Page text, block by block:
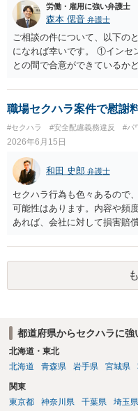
しないようにして下さい。そ
損にはなりません。反訴は貴
されません。 ５ 裁判をして
判決を得て確定すれば、判決
わない場合には、給与や預
難易度によって変わります。
いますので、依頼する弁護士
労働・雇用に強い弁護士
森本 偲音 弁護士
ご相談の件について、以下の
になれば幸いです。 ①インセ
との間で合意ができているか
は口頭でも成立しますが、裁
拠がない限り立証が困難とな
ます。 ②未払給与に関しては
払われていない場合は、契約
す。 ③休日・時間外労働につ
を示す証拠があるかまずは確
ハラ・セクハラに関しては、
れますので、録音データや
かと存じます。 ⑤退職勧奨に
きっぱりと断ればよく、解雇
雇無効を争うなどの対応が考
すが、まずは、資料一式をご
談するか、労働基準監督署に
職場セクハラ案件で慰謝
#セクハラ #安全配慮義務違反 #パ
2026年6月15日
和田 史郎 弁護士
セクハラ行為も色々あるので
可能性はあります。内容や頻
あれば、会社に対して損害賠
都道府県からセクハラに強
北海道・東北
北海道
青森県 岩手県 宮城県
関東
東京都
神奈川県 千葉県 埼玉県